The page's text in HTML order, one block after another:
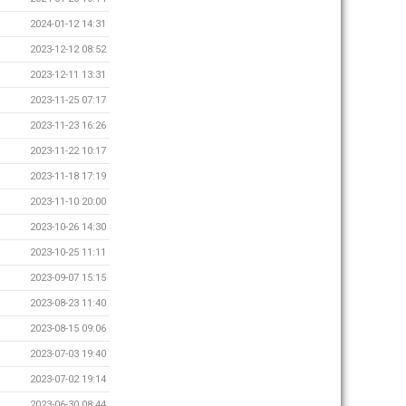
2024-01-12 14:31
2023-12-12 08:52
2023-12-11 13:31
2023-11-25 07:17
2023-11-23 16:26
2023-11-22 10:17
2023-11-18 17:19
2023-11-10 20:00
2023-10-26 14:30
2023-10-25 11:11
2023-09-07 15:15
2023-08-23 11:40
2023-08-15 09:06
2023-07-03 19:40
2023-07-02 19:14